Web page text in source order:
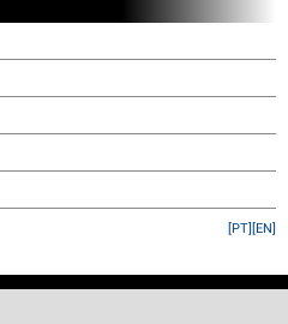
[EN]
[PT]